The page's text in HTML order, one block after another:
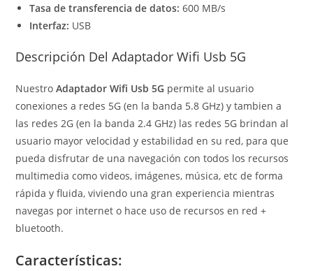
Tasa de transferencia de datos: 600 MB/s
Interfaz: USB
Descripción Del Adaptador Wifi Usb 5G
NuestroAdaptador Wifi Usb 5G permite al usuario
conexiones a redes 5G (en la banda 5.8 GHz) y tambien a
las redes 2G (en la banda 2.4 GHz) las redes 5G brindan al
usuario mayor velocidad y estabilidad en su red, para que
pueda disfrutar de una navegación con todos los recursos
multimedia como videos, imágenes, música, etc de forma
rápida y fluida, viviendo una gran experiencia mientras
navegas por internet o hace uso de recursos en red +
bluetooth.
Características: